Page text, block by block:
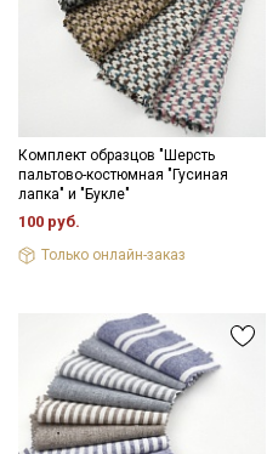
Комплект образцов "Шерсть
пальтово-костюмная "Гусиная
лапка" и "Букле"
100 руб.
Только онлайн-заказ